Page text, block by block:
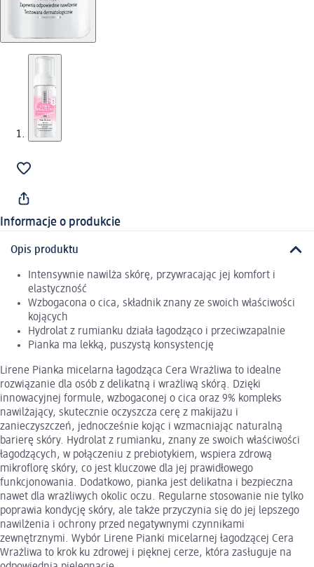
Informacje o produkcie
Opis produktu
Intensywnie nawilża skórę, przywracając jej komfort i
elastyczność
Wzbogacona o cica, składnik znany ze swoich właściwości
kojących
Hydrolat z rumianku działa łagodząco i przeciwzapalnie
Pianka ma lekką, puszystą konsystencję
Lirene Pianka micelarna łagodząca Cera Wrażliwa to idealne
rozwiązanie dla osób z delikatną i wrażliwą skórą. Dzięki
innowacyjnej formule, wzbogaconej o cica oraz 9% kompleks
nawilżający, skutecznie oczyszcza cerę z makijażu i
zanieczyszczeń, jednocześnie kojąc i wzmacniając naturalną
barierę skóry. Hydrolat z rumianku, znany ze swoich właściwości
łagodzących, w połączeniu z prebiotykiem, wspiera zdrową
mikroflorę skóry, co jest kluczowe dla jej prawidłowego
funkcjonowania. Dodatkowo, pianka jest delikatna i bezpieczna
nawet dla wrażliwych okolic oczu. Regularne stosowanie nie tylko
poprawia kondycję skóry, ale także przyczynia się do jej lepszego
nawilżenia i ochrony przed negatywnymi czynnikami
zewnętrznymi. Wybór Lirene Pianki micelarnej łagodzącej Cera
Wrażliwa to krok ku zdrowej i pięknej cerze, która zasługuje na